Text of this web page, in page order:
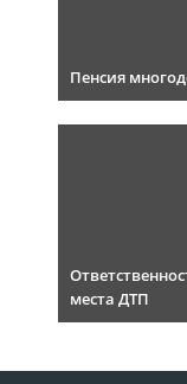
Пенсия
места ДТП